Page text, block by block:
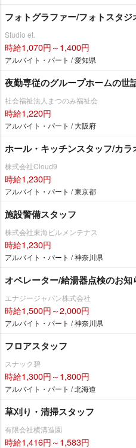
フォトグラファー/フォトスタジ
Studio et.
時給1,070円～1,400円
アルバイト・パート / 愛知県
夜勤専従のグループホームの世
社会福祉法人まつのみ福祉会
時給1,220円
アルバイト・パート / 大阪府
ホール・キッチンスタッフ/カラ
株式会社Cloud9
時給1,230円
アルバイト・パート / 東京都
施設警備スタッフ
株式会社東海ビルメンテナス
時給1,230円
アルバイト・パート / 神奈川県
オペレーター/給湯器点検のお知
エナジージャパン株式会社
時給1,500円～2,000円
アルバイト・パート / 神奈川県
フロアスタッフ
スナック碧
時給1,300円～1,800円
アルバイト・パート / 北海道
草刈り・清掃スタッフ
有限会社横溝造園
時給1,416円～1,583円